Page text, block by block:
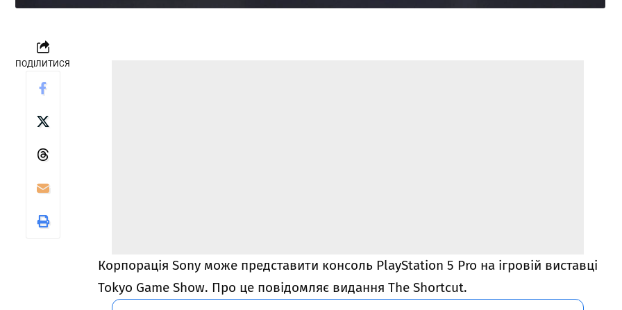
ПОДІЛИТИСЯ
Корпорація Sony може представити консоль PlayStation 5 Pro на ігровій виставці
Tokyo Game Show. Про це повідомляє видання The Shortcut.